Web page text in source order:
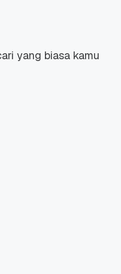
yang biasa kamu